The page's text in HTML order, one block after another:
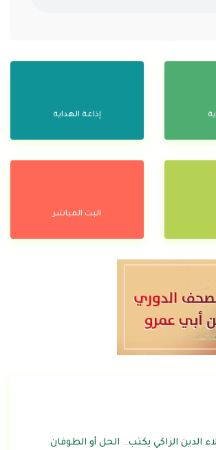
إذاعة الهداية
البث المباشر
الدين الزاكي يكتب.. الحل أو الطوفان